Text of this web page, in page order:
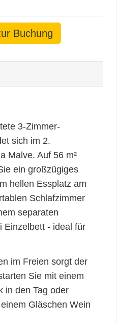
Buchung
3-Zimmer-
sich im 2.
Malve. Auf 56 m²
ein großzügiges
hellen Essplatz am
Schlafzimmer
separaten
Einzelbett - ideal für
im Freien sorgt der
Sie mit einem
in den Tag oder
Gläschen Wein